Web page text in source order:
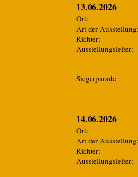
13.06.2026
Ort:
Art der
Richter:
​Siegerparade
14.06.2026
Ort:
Art der
Richter: